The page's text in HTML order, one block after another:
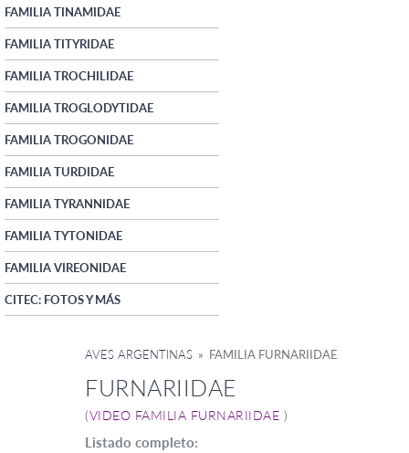
FAMILIA TINAMIDAE
FAMILIA TITYRIDAE
FAMILIA TROCHILIDAE
FAMILIA TROGLODYTIDAE
FAMILIA TROGONIDAE
FAMILIA TURDIDAE
FAMILIA TYRANNIDAE
FAMILIA TYTONIDAE
FAMILIA VIREONIDAE
CITEC: FOTOS Y MÁS
AVES ARGENTINAS » FAMILIA FURNARIIDAE
FURNARIIDAE
(VIDEO FAMILIA FURNARIIDAE )
Listado completo: